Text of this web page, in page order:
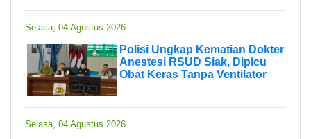
Selasa, 04 Agustus 2026
Polisi Ungkap Kematian Dokter
Anestesi RSUD Siak, Dipicu
Obat Keras Tanpa Ventilator
Selasa, 04 Agustus 2026